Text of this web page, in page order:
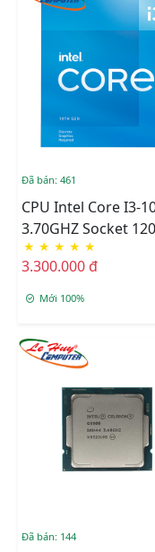
Đã bán: 461
CPU Intel Core I3-
3.70GHZ Socket
Tray
★ ★ ★ ★ ★
3.300.000 đ
Mới 100%
Đã bán: 144